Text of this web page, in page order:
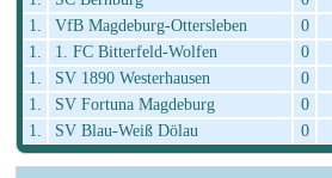
1.
VfB Magdeburg-Ottersleben 0
1.
1. FC Bitterfeld-Wolfen 0
1.
SV 1890 Westerhausen 0
1.
SV Fortuna Magdeburg 0
1.
SV Blau-Weiß Dölau 0